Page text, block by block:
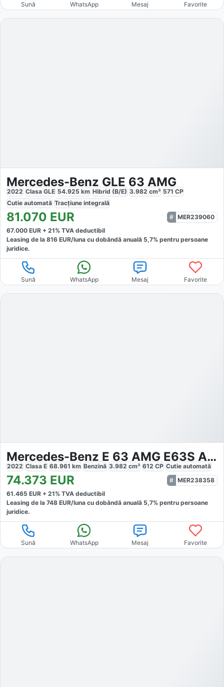
Sună WhatsApp Mesaj Favorite
Mercedes-Benz GLE 63 AMG
2022 Clasa GLE 54.925 km Hibrid (B/E) 3.982 cm³ 571 CP
Cutie automată Tracțiune integrală
81.070 EUR
MER239060
67.000 EUR + 21% TVA deductibil
Leasing de la 816 EUR/luna cu dobăndă anuală 5,7% pentru persoane
juridice.
Sună WhatsApp Mesaj Favorite
Mercedes-Benz E 63 AMG E63S AMG
2022 Clasa E 68.961 km Benzină 3.982 cm³ 612 CP Cutie automată
74.373 EUR
MER238358
61.465 EUR + 21% TVA deductibil
Leasing de la 748 EUR/luna cu dobăndă anuală 5,7% pentru persoane
juridice.
Sună WhatsApp Mesaj Favorite